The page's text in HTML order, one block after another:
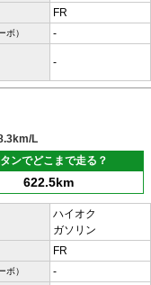
FR
ボ） -
-
L
ンでどこまで走る？
622.5km
ハイオク
ガソリン
FR
ボ） -